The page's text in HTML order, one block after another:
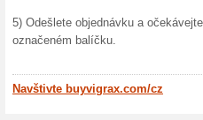
výrobku je
testy. 96%